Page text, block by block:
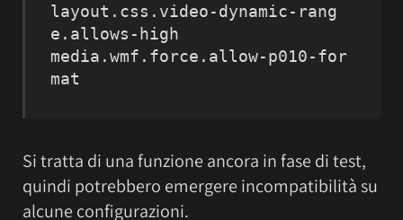
layout.css.video-dynamic-rang
e.allows-high
media.wmf.force.allow-p010-for
mat
Si tratta di una funzione ancora in fase di test,
quindi potrebbero emergere incompatibilità su
alcune configurazioni.